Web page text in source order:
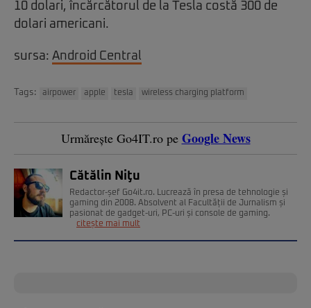
10 dolari, încărcătorul de la Tesla costă 300 de
dolari americani.
sursa: Android Central
Tags: airpower apple tesla wireless charging platform
Urmărește Go4IT.ro pe Google News
Cătălin Niţu
Redactor-șef Go4it.ro. Lucrează în presa de tehnologie și
gaming din 2008. Absolvent al Facultății de Jurnalism și
pasionat de gadget-uri, PC-uri și console de gaming.
citește mai mult